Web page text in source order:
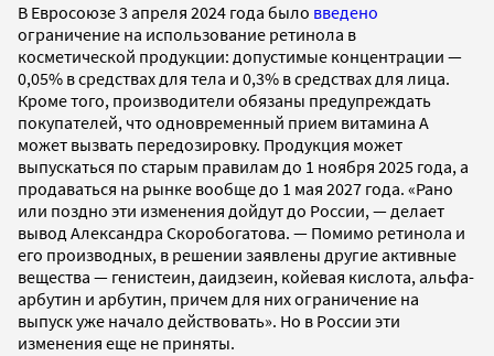
В Евросоюзе 3 апреля 2024 года было введено
ограничение на использование ретинола в
косметической продукции: допустимые концентрации —
0,05% в средствах для тела и 0,3% в средствах для лица.
Кроме того, производители обязаны предупреждать
покупателей, что одновременный прием витамина А
может вызвать передозировку. Продукция может
выпускаться по старым правилам до 1 ноября 2025 года, а
продаваться на рынке вообще до 1 мая 2027 года. «Рано
или поздно эти изменения дойдут до России, — делает
вывод Александра Скоробогатова. — Помимо ретинола и
его производных, в решении заявлены другие активные
вещества — генистеин, даидзеин, койевая кислота, альфа-
арбутин и арбутин, причем для них ограничение на
выпуск уже начало действовать». Но в России эти
изменения еще не приняты.